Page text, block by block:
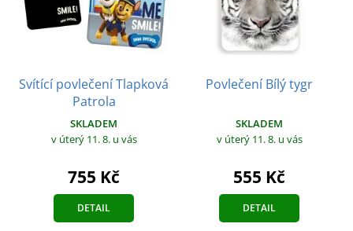
Svítící povlečení Tlapková
Patrola
SKLADEM
v úterý 11. 8. u vás
755 Kč
DETAIL
Povlečení Bílý tygr
SKLADEM
v úterý 11. 8. u vás
555 Kč
DETAIL